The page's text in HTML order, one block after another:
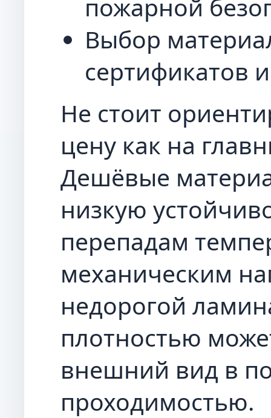
пожарной
Выбор
сертификатов
Не стоит
цену как на
Дешёвые
низкую
перепадам
механическим
недорогой
плотностью
внешний вид в
проходимостью.